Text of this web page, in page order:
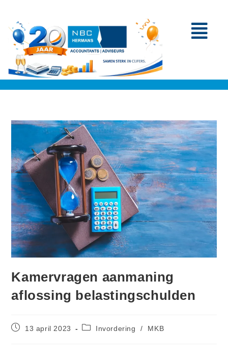
Kamervragen aanmaning
aflossing belastingschulden
13 april 2023 Invordering / MKB